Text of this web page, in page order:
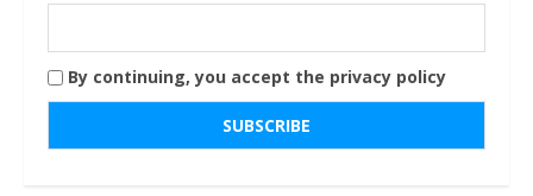
By continuing, you accept the privacy policy